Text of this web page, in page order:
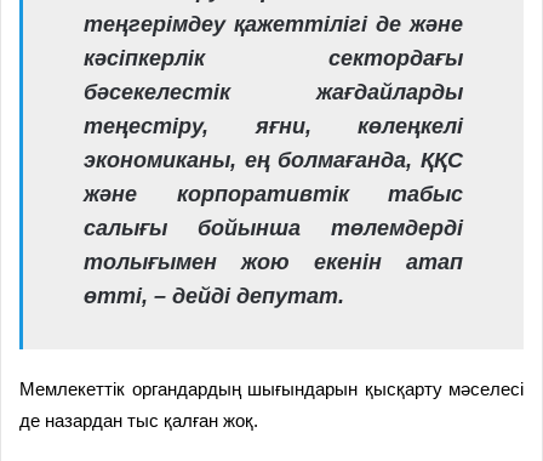
теңгерімдеу қажеттілігі де және
кәсіпкерлік сектордағы
бәсекелестік жағдайларды
теңестіру, яғни, көлеңкелі
экономиканы, ең болмағанда, ҚҚС
және корпоративтік табыс
салығы бойынша төлемдерді
толығымен жою екенін атап
өтті, – дейді депутат.
Мемлекеттік органдардың шығындарын қысқарту мәселесі
де назардан тыс қалған жоқ.